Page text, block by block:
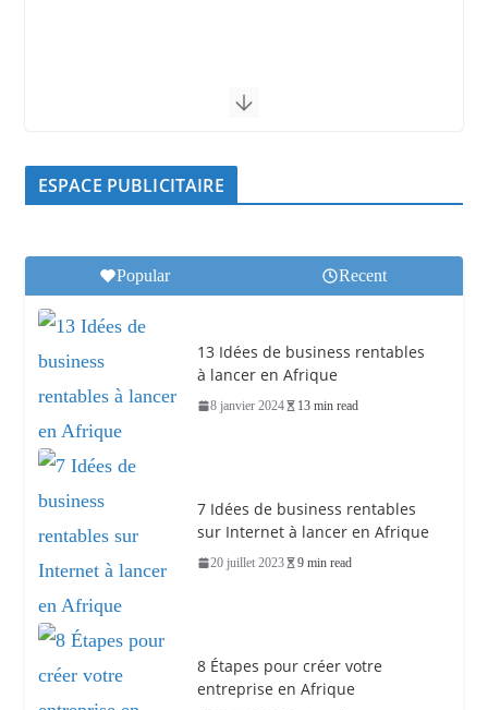
ESPACE PUBLICITAIRE
Popular Recent
13 Idées de business rentables
à lancer en Afrique
8 janvier 2024 13 min read
7 Idées de business rentables
sur Internet à lancer en Afrique
20 juillet 2023 9 min read
8 Étapes pour créer votre
entreprise en Afrique